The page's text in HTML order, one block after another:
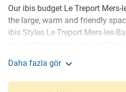
Açıklama
Our ibis budget Le Treport
the large, warm and friendly
ibis Styles Le Treport Mers-les-
Lavish ibis Styles buffet
service. Free high-speed WIFI.
Daha fazla gör